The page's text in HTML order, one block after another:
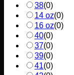
38(0)
14 oz(0)
16 oz(0)
40(0)
37(0)
39(0)
41(0)